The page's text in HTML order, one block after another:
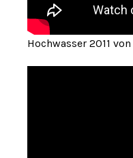
Hochwasser 2011 von